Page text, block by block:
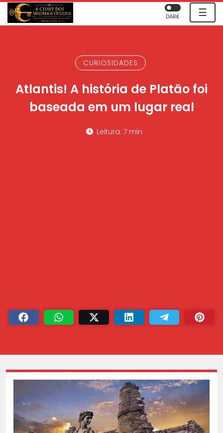
☰
DARK
CURIOSIDADES
Atlantis! A história de Platão foi
baseada em um lugar real
Leitura: 7 min